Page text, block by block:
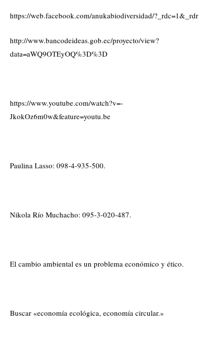
https://web.facebook.com/anukabiodiversidad/?_rdc=1&_rdr
http://www.bancodeideas.gob.ec/proyecto/view?
data=aWQ9OTEyOQ%3D%3D
https://www.youtube.com/watch?v=-
JkokOz6m0w&feature=youtu.be
Paulina Lasso: 098-4-935-500.
Nikola Río Muchacho: 095-3-020-487.
El cambio ambiental es un problema económico y ético.
Buscar «economía ecológica, economía circular.»